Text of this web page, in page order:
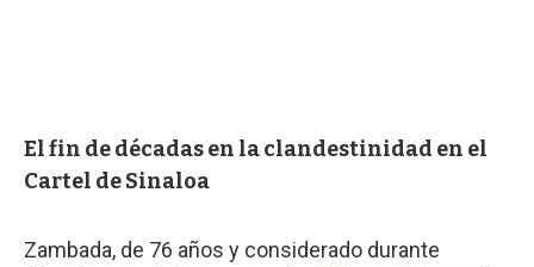
El fin de décadas en la clandestinidad en el
Cartel de Sinaloa
Zambada, de 76 años y considerado durante